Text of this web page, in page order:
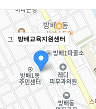
방배교육지원센터